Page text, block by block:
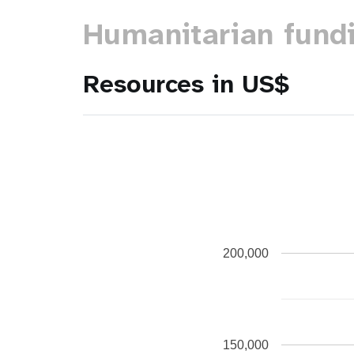
Humanitarian
Resources in US$
150,000
200,000